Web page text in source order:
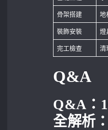
骨架搭建
地
裝飾安裝
燈
完工檢查
清
Q&A
Q&A：
全解析